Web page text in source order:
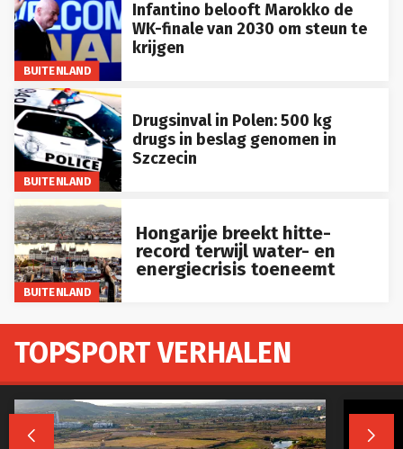
BUITENLAND
Infantino belooft Marokko de
WK-finale van 2030 om steun te
krijgen
BUITENLAND
Drugsinval in Polen: 500 kg
drugs in beslag genomen in
Szczecin
BUITENLAND
Hongarije breekt hitte-
record terwijl water- en
energiecrisis toeneemt
TOPSPORT VERHALEN
 